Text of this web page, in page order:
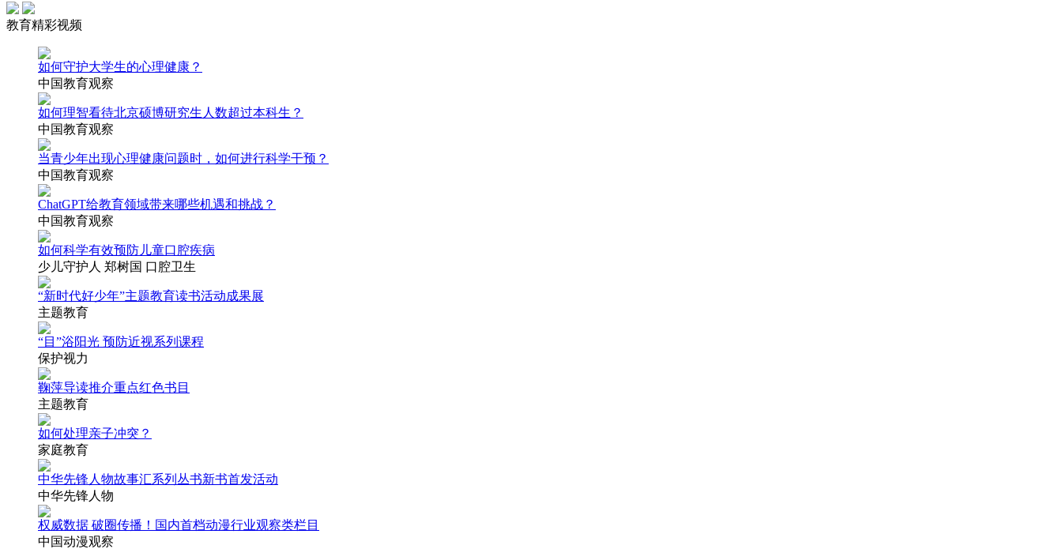
教育精彩视频
如何守护大学生的心理健康？
中国教育观察
如何理智看待北京硕博研究生人数超过本科生？
中国教育观察
当青少年出现心理健康问题时，如何进行科学干预？
中国教育观察
ChatGPT给教育领域带来哪些机遇和挑战？
中国教育观察
如何科学有效预防儿童口腔疾病
少儿守护人 郑树国 口腔卫生
“新时代好少年”主题教育读书活动成果展
主题教育
“目”浴阳光 预防近视系列课程
保护视力
鞠萍导读推介重点红色书目
主题教育
如何处理亲子冲突？
家庭教育
中华先锋人物故事汇系列丛书新书首发活动
中华先锋人物
权威数据 破圈传播！国内首档动漫行业观察类栏目
中国动漫观察